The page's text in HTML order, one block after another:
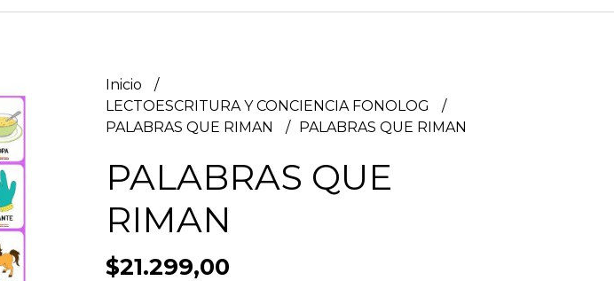
Inicio
LECTOESCRITURA Y CONCIENCIA FONOLOG
PALABRAS QUE RIMAN
PALABRAS QUE RIMAN
PALABRAS QUE
RIMAN
$21.299,00